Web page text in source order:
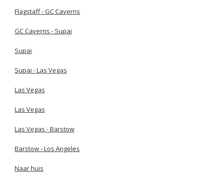
Flagstaff - GC Caverns
GC Caverns - Supai
Supai
Supai - Las Vegas
Las Vegas
Las Vegas
Las Vegas - Barstow
Barstow - Los Angeles
Naar huis